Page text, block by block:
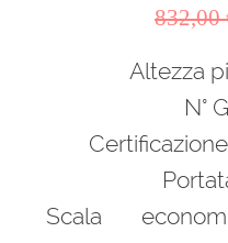
832,00
Altezza
N°
Scala